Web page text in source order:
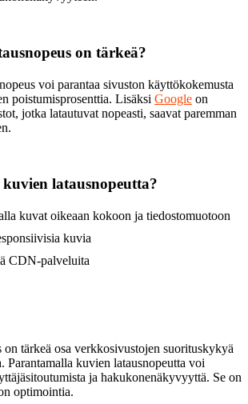
on tärkeä?
voi parantaa sivuston käyttökokemusta
poistumisprosenttia. Lisäksi Google on
jotka latautuvat nopeasti, saavat paremman
latausnopeutta?
kuvat oikeaan kokoon ja tiedostomuotoon
kuvia
CDN-palveluita
on tärkeä osa verkkosivustojen suorituskykyä
Parantamalla kuvien latausnopeutta voi
ja hakukonenäkyvyyttä. Se on
optimointia.